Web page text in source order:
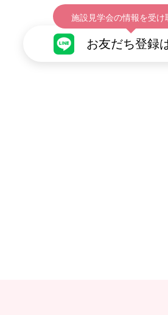
施設見学会の情報を受け
お友だち登録